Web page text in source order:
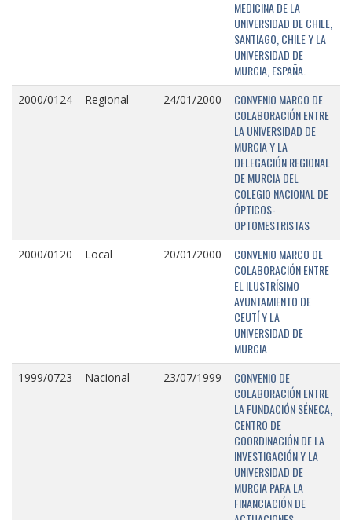
MEDICINA DE LA
UNIVERSIDAD DE CHILE,
SANTIAGO, CHILE Y LA
UNIVERSIDAD DE
MURCIA, ESPAÑA.
2000/0124 Regional 24/01/2000
CONVENIO MARCO DE
COLABORACIÓN ENTRE
LA UNIVERSIDAD DE
MURCIA Y LA
DELEGACIÓN REGIONAL
DE MURCIA DEL
COLEGIO NACIONAL DE
ÓPTICOS-
OPTOMESTRISTAS
2000/0120 Local 20/01/2000
CONVENIO MARCO DE
COLABORACIÓN ENTRE
EL ILUSTRÍSIMO
AYUNTAMIENTO DE
CEUTÍ Y LA
UNIVERSIDAD DE
MURCIA
1999/0723 Nacional 23/07/1999
CONVENIO DE
COLABORACIÓN ENTRE
LA FUNDACIÓN SÉNECA,
CENTRO DE
COORDINACIÓN DE LA
INVESTIGACIÓN Y LA
UNIVERSIDAD DE
MURCIA PARA LA
FINANCIACIÓN DE